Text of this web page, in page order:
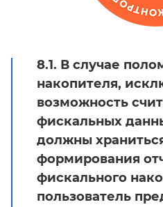
8.1. В случае
накопителя,
возможность
фискальных
должны
формирования
фискального
пользователь